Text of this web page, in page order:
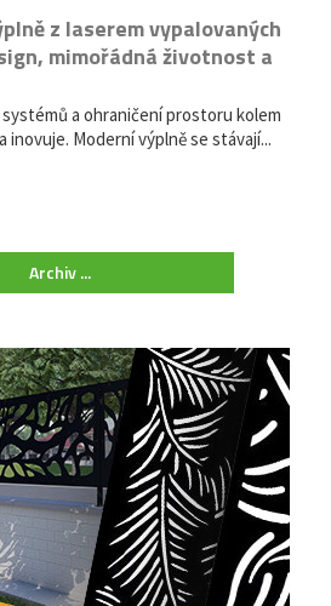
z laserem vypalovaných
mimořádná životnost a
a ohraničení prostoru kolem
inovuje. Moderní výplně se stávají...
Archiv ...